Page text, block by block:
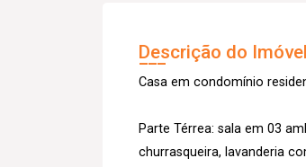
Descrição do Imóvel
Casa em condomínio
Parte Térrea: sala em 03
churrasqueira, lavanderia